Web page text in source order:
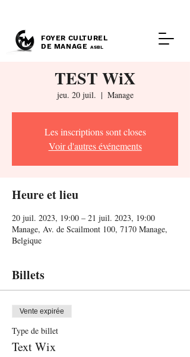
FOYER CULTUREL
DE MANAGE ASBL
TEST WiX
jeu. 20 juil.
  |
Manage
Les inscriptions sont closes
Voir d'autres événements
Heure et lieu
20 juil. 2023, 19:00 – 21 juil. 2023, 19:00
Manage, Av. de Scailmont 100, 7170 Manage,
Belgique
Billets
Vente expirée
Type de billet
Text Wix